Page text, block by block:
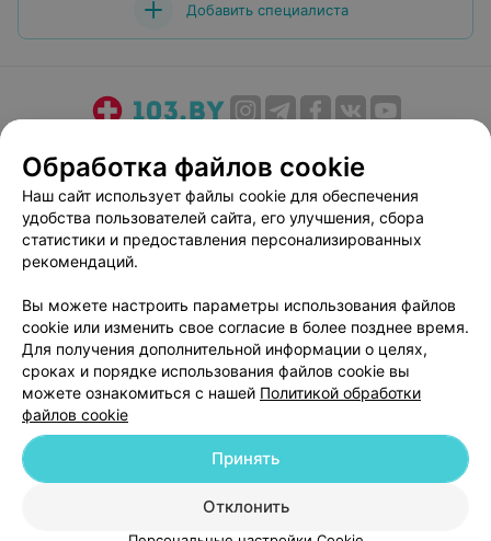
Добавить специалиста
Медицинский маркетинг
Публичный договор
Пользовательское соглашение
Способы оплаты
Вакансии
Партнеры
Написать руководителю 103.by
Персональные настройки cookie
Обработка персональных данных
© 2026 ООО «Артокс Лаб», УНП 191700409| 220012, Республика Беларусь,
г. Минск, улица Толбухина, 2, пом. 16 | help@103.by
Обработка файлов cookie
Наш сайт использует файлы cookie для обеспечения
удобства пользователей сайта, его улучшения, сбора
статистики и предоставления персонализированных
рекомендаций.
Вы можете настроить параметры использования файлов
cookie или изменить свое согласие в более позднее время.
Для получения дополнительной информации о целях,
сроках и порядке использования файлов cookie вы
можете ознакомиться с нашей Политикой обработки
файлов cookie
Отклонить
Принять